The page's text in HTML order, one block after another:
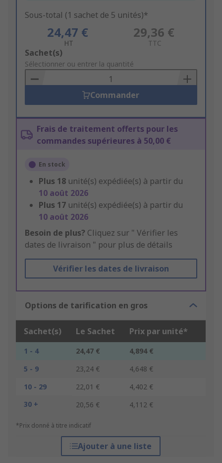
Sous-total (1 sachet de 5 unités)*
24,47 €
HT
29,36 €
TTC
Add
to
Basket
Sachet(s)
Sélectionner ou entrer la quantité
Commander
Frais de traitement offerts pour les
commandes supérieures à 50,00 €
En stock
Plus 18 unité(s) expédiée(s) à partir du
10 août 2026
Plus 17 unité(s) expédiée(s) à partir du
10 août 2026
Besoin de plus? Cliquez sur " Vérifier les
dates de livraison " pour plus de détails
Vérifier les dates de livraison
Options de tarification en gros
Sachet(s) Le Sachet Prix par unité*
1 - 4 24,47 €
4,894 €
5 - 9
23,24 €
4,648 €
10 - 29
22,01 €
4,402 €
30 +
20,56 € 4,112 €
*Prix donné à titre indicatif
Ajouter à une liste